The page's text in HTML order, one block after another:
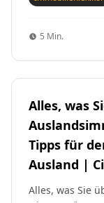
5 Min.
Alles, was
Tipps für
Ausland |
Alles, was Sie